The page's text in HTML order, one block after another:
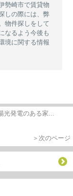
勢崎市で賃貸物
しの際には、弊
物件探しをして
なるよう今後も
境に関する情報
光発電のある家...
＞次のページ